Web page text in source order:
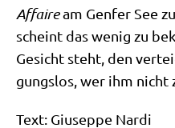
Affai­ream Gen­fer See
scheint das wenig zu
Gesicht steht, den
gungs­los, wer ihm nicht
Text: Giu­sep­pe Nardi